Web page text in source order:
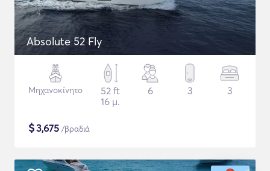
Absolute 52 Fly
Μηχανοκίνητο
52 ft
16 μ.
6 3 3
$3,675 /βραδιά